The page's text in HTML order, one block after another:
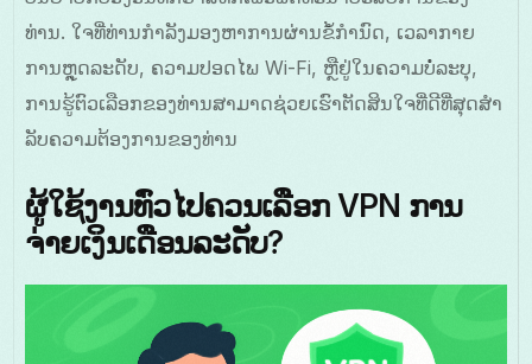
ທ່ານ. ໃຈທີ່ທ່ານກຳລັງມອງຫາການຜ່ານຂໍ້ກຳນົດ, ເວລາກາຍ
ການຫຼຸດລະດັບ, ຄວາມປອດໄພ Wi-Fi, ຫຼືຢູ່ໃນຄວາມບໍ່ລະບຸ,
ການຮູ້ຕົວເລືອກຂອງທ່ານສາມາດຊ່ວຍເຮົາຕັດສິນໃຈທີ່ດີທີ່ສຸດສໍາ
ລັບຄວາມຕ້ອງການຂອງທ່ານ
ຜູ້ໃຊ້ງານທົ່ວໄປຄວນເລືອກ VPN ການ
ຈ່າຍເງິນເດືອນລະດັບ?